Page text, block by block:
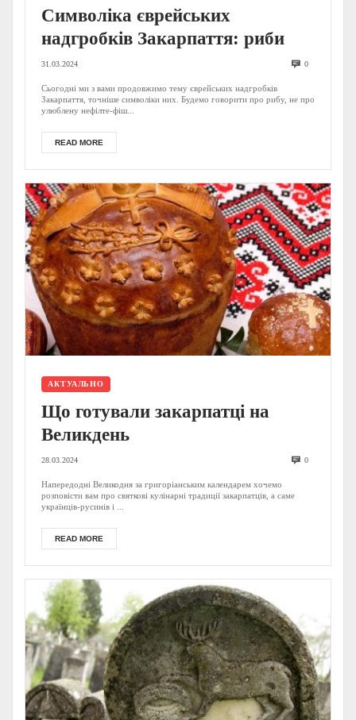
Символіка єврейських
надгробків Закарпаття: риби
31.03.2024 0
Сьогодні ми з вами продовжимо тему єврейських надгробків
Закарпаття, точніше символіки них. Будемо говорити про рибу, не про
улюблену нефілте-фіш...
READ MORE
АКТУАЛЬНО
Що готували закарпатці на
Великдень
28.03.2024 0
Напередодні Великодня за григоріанським календарем хочемо
розповісти вам про святкові кулінарні традиції закарпатців, а саме
українців-русинів і ...
READ MORE